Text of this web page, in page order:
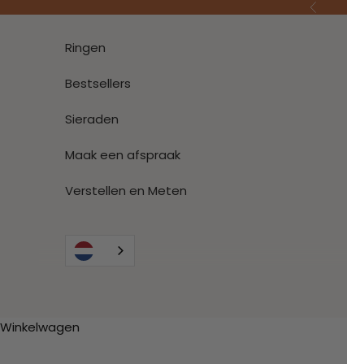
Vorige
Ringen
Bestsellers
Sieraden
Maak een afspraak
Verstellen en Meten
Winkelwagen